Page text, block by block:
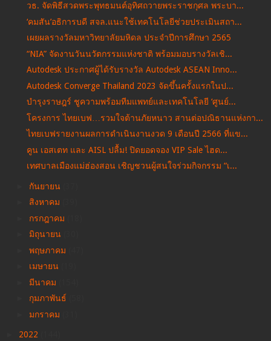
วธ. จัดพิธีสวดพระพุทธมนต์อุทิศถวายพระราชกุศล พระบา...
‘คมสัน’อธิการบดี สจล.แนะใช้เทคโนโลยีช่วยประเมินสถา...
เผยผลรางวัลมหาวิทยาลัยมหิดล ประจำปีการศึกษา 2565
“NIA” จัดงานวันนวัตกรรมแห่งชาติ พร้อมมอบรางวัลเชิ...
Autodesk ประกาศผู้ได้รับรางวัล Autodesk ASEAN Inno...
Autodesk Converge Thailand 2023 จัดขึ้นครั้งแรกในป...
บำรุงราษฎร์ ชูความพร้อมทีมแพทย์และเทคโนโลยี ‘ศูนย์...
โครงการ ไทยเบฟ…รวมใจต้านภัยหนาว สานต่อปณิธานแห่งกา...
ไทยเบฟรายงานผลการดำเนินงานงวด 9 เดือนปี 2566 ที่แข...
คูน เอสเตท และ AISL ปลื้ม! ปิดยอดจอง VIP Sale ไฮด...
เทศบาลเมืองแม่ฮ่องสอน เชิญชวนผู้สนใจร่วมกิจกรรม “เ...
กันยายน
สิงหาคม
กรกฎาคม
มิถุนายน
พฤษภาคม
เมษายน
มีนาคม
กุมภาพันธ์
มกราคม
2022